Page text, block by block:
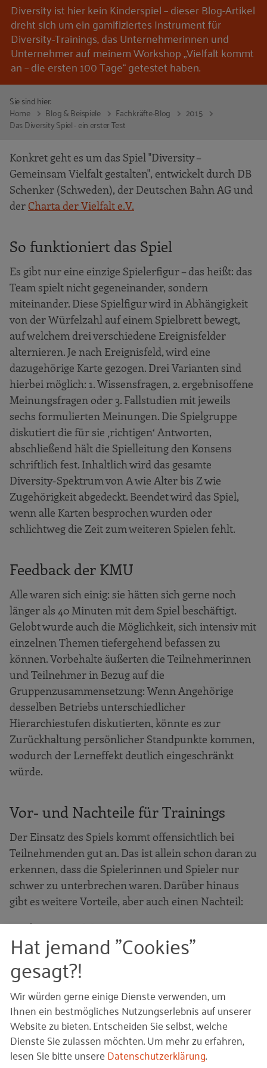
Diversity ist hier kein Kinderspiel – dieser Blog-Artikel
dreht sich um ein gamifiziertes Instrument für
Diversity-Trainings, das Unternehmerinnen und
Unternehmer auf meinem Workshop „Vielfalt kommt
an – die ersten 100 Tage“ getestet haben.
Sie sind hier:
Home
Blog & Beispiele Fachkräfte-Blog
2015
Das Diversity Spiel - ein erster Test
Konkret geht es um das Spiel "Diversity –
Gemeinsam Vielfalt gestalten", entwickelt durch DB
Schenker (Schweden), der Deutschen Bahn AG und
der Charta der Vielfalt e.V.
So funktioniert das Spiel
Es gibt nur eine einzige Spielerfigur – das heißt: das
Team spielt nicht gegeneinander, sondern
miteinander. Diese Spielfigur wird in Abhängigkeit
von der Würfelzahl auf einem Spielbrett bewegt,
auf welchem drei verschiedene Ereignisfelder
alternieren. Je nach Ereignisfeld, wird eine
dazugehörige Karte gezogen. Drei Varianten sind
hierbei möglich: 1. Wissensfragen, 2. ergebnisoffene
Meinungsfragen oder 3. Fallstudien mit jeweils
sechs formulierten Meinungen. Die Spielgruppe
diskutiert die für sie ‚richtigen‘ Antworten,
abschließend hält die Spielleitung den Konsens
schriftlich fest. Inhaltlich wird das gesamte
Diversity-Spektrum von A wie Alter bis Z wie
Zugehörigkeit abgedeckt. Beendet wird das Spiel,
wenn alle Karten besprochen wurden oder
schlichtweg die Zeit zum weiteren Spielen fehlt.
Feedback der KMU
Alle waren sich einig: sie hätten sich gerne noch
länger als 40 Minuten mit dem Spiel beschäftigt.
Gelobt wurde auch die Möglichkeit, sich intensiv mit
einzelnen Themen tiefergehend befassen zu
können. Vorbehalte äußerten die Teilnehmerinnen
und Teilnehmer in Bezug auf die
Gruppenzusammensetzung: Wenn Angehörige
desselben Betriebs unterschiedlicher
Hierarchiestufen diskutierten, könnte es zur
Zurückhaltung persönlicher Standpunkte kommen,
wodurch der Lerneffekt deutlich eingeschränkt
würde.
Vor- und Nachteile für Trainings
Der Einsatz des Spiels kommt offensichtlich bei
Teilnehmenden gut an. Das ist allein schon daran zu
erkennen, dass die Spielerinnen und Spieler nur
schwer zu unterbrechen waren. Darüber hinaus
gibt es weitere Vorteile, aber auch einen Nachteil:
+ Gelungen sind die reflexionsanregenden
Frageformulierungen, die tatsächlich
Gruppendiskussionen in Gang setzen.
+ Das breit angelegte Themenspektrum erlaubt es
sowohl Diversity als Ganzes als auch einzelne
Diversity-Facetten (beispielsweise durch das
Aussortieren von Karten) zu behandeln.
- Nachteilig ist die finanzielle Barriere von etwa 350
Hat jemand "Cookies"
gesagt?!
Wir würden gerne einige Dienste verwenden, um
Ihnen ein bestmögliches Nutzungserlebnis auf unserer
Website zu bieten. Entscheiden Sie selbst, welche
Dienste Sie zulassen möchten.Um mehr zu erfahren,
lesen Sie bitte unsereDatenschutzerklärung.